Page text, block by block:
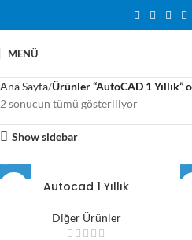
MENÜ
Ana Sayfa Ürünler “AutoCAD 1 Yıllık”
2 sonucun tümü gösteriliyor
Show sidebar
Autocad 1 Yıllık
Diğer Ürünler